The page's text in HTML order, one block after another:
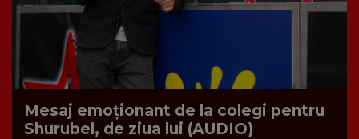
Mesaj emoționant de la colegi pentru
Shurubel, de ziua lui (AUDIO)